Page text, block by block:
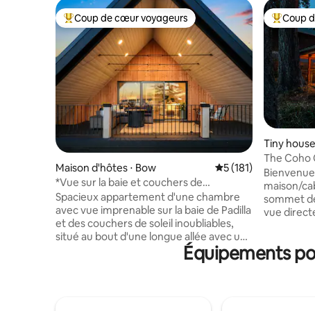
Coups de cœur voyageurs les plus appréciés
Coup de cœur voyageurs
Maison d'hôtes ⋅ Bow Évaluation moyenne
5 (181)
*Vue sur la baie et couchers de
soleil*Terrasse couverte + foyer
Spacieux appartement d'une chambre
avec vue imprenable sur la baie de Padilla
et des couchers de soleil inoubliables,
situé au bout d'une longue allée avec une
entrée couverte privée. Grande
chambre avec lit king size et dressing.
Coups
Coup
Tiny
The Coho
mer
maison/
sommet
vue
sur
Équipements